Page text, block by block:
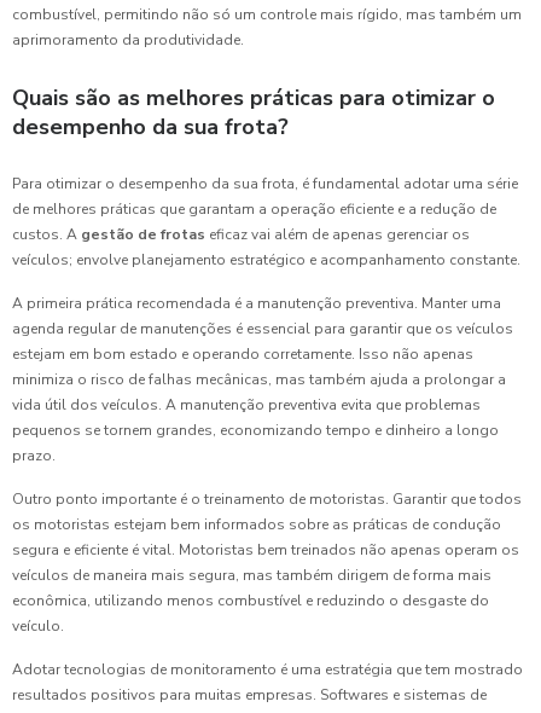
combustível, permitindo não só um controle mais rígido, mas também um
aprimoramento da produtividade.
Quais são as melhores práticas para otimizar o
desempenho da sua frota?
Para otimizar o desempenho da sua frota, é fundamental adotar uma série
de melhores práticas que garantam a operação eficiente e a redução de
custos. A gestão de frotas eficaz vai além de apenas gerenciar os
veículos; envolve planejamento estratégico e acompanhamento constante.
A primeira prática recomendada é a manutenção preventiva. Manter uma
agenda regular de manutenções é essencial para garantir que os veículos
estejam em bom estado e operando corretamente. Isso não apenas
minimiza o risco de falhas mecânicas, mas também ajuda a prolongar a
vida útil dos veículos. A manutenção preventiva evita que problemas
pequenos se tornem grandes, economizando tempo e dinheiro a longo
prazo.
Outro ponto importante é o treinamento de motoristas. Garantir que todos
os motoristas estejam bem informados sobre as práticas de condução
segura e eficiente é vital. Motoristas bem treinados não apenas operam os
veículos de maneira mais segura, mas também dirigem de forma mais
econômica, utilizando menos combustível e reduzindo o desgaste do
veículo.
Adotar tecnologias de monitoramento é uma estratégia que tem mostrado
resultados positivos para muitas empresas. Softwares e sistemas de